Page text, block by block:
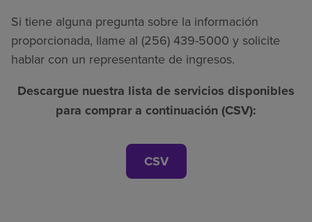
Si tiene alguna pregunta sobre la información
proporcionada, llame al (256) 439-5000 y solicite
hablar con un representante de ingresos.
Descargue nuestra lista de servicios disponibles
para comprar a continuación (CSV):
CSV